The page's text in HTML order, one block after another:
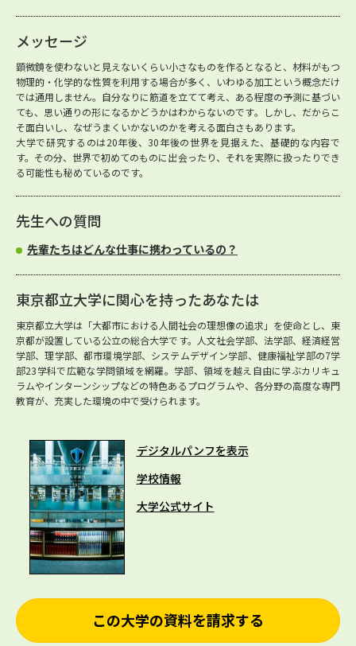
メッセージ
顕微鏡を使わないと見えないくらい小さなものを作るとなると、材料がもつ
物理的・化学的な性質を利用する場合が多く、いわゆる加工という概念だけ
では通用しません。自分なりに筋道を立てて考え、ある程度の予測に基づい
ても、思い通りの形になるかどうかはわからないのです。しかし、だからこ
そ面白いし、なぜうまくいかないのかを考える面白さもあります。
大学で研究するのは20年後、30年後の世界を見据えた、基礎的な内容で
す。その分、世界で初めてのものに出会ったり、それを実際に扱ったりでき
る可能性も秘めているのです。
先生への質問
先輩たちはどんな仕事に携わっているの？
東京都立大学に関心を持ったあなたは
東京都立大学は「大都市における人間社会の理想像の追求」を使命とし、東
京都が設置している公立の総合大学です。人文社会学部、法学部、経済経営
学部、理学部、都市環境学部、システムデザイン学部、健康福祉学部の7学
部23学科で広範な学問領域を網羅。学部、領域を越え自由に学ぶカリキュ
ラムやインターンシップなどの特色あるプログラムや、各分野の高度な専門
教育が、充実した環境の中で受けられます。
デジタルパンフを表示
学校情報
大学公式サイト
この大学の資料を請求する